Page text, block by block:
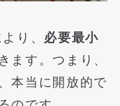
り、 必要最小
ます。つまり、
本当に開放的で